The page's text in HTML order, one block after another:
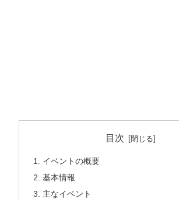
目次
イベントの概要
基本情報
主なイベント